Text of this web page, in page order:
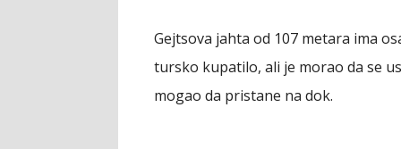
Gejtsova jahta od 107 metara ima
tursko kupatilo, ali je morao da se
mogao da pristane na dok.